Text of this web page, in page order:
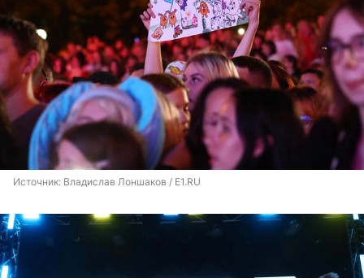
Источник: Владислав Лоншаков / E1.RU